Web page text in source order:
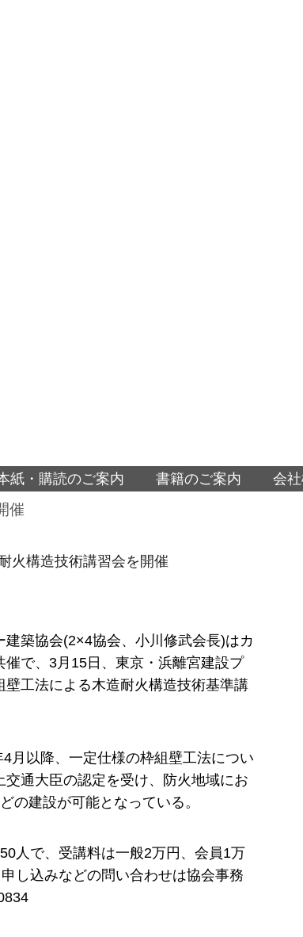
紙・購読のご案内 書籍のご案内 会
催
火構造技術講習会を開催
建築協会(2×4協会、小川修武会長)はカ
催で、3月15日、東京・浜離宮建設プ
壁工法による木造耐火構造技術基準講
月以降、一定仕様の枠組壁工法につい
交通大臣の認定を受け、防火地域にお
の建設が可能となっている。
人で、受講料は一般2万円、会員1万
し込みなどの問い合わせは協会事務